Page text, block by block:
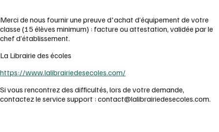
Merci de nous fournir une preuve d'achat d’équipement de votre
classe (15 élèves minimum) : facture ou attestation, validée par le
chef d’établissement.
La Librairie des écoles
https://www.lalibrairiedesecoles.com/
Si vous rencontrez des difficultés, lors de votre demande,
contactez le service support : contact@lalibrairiedesecoles.com.